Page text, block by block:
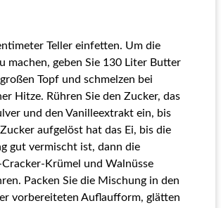
Teller einfetten. Um die
machen, geben Sie 130 Liter Butter
Topf und schmelzen bei
Hitze. Rühren Sie den Zucker, das
und den Vanilleextrakt ein, bis
aufgelöst hat das Ei, bis die
gut vermischt ist, dann die
Krümel und Walnüsse
Packen Sie die Mischung in den
vorbereiteten Auflaufform, glätten